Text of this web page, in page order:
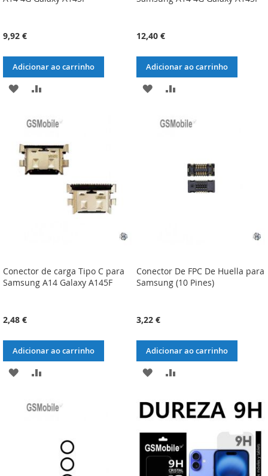
9,92 €
Adicionar ao carrinho
ADICIONAR
LISTA
DE
DESEJOS
COMPARAÇÃO
12,40 €
Adicionar ao carrinho
ADICIONAR
LISTA
DESEJOS
ADICIONAR
COMPARAÇÃO
Conector de carga Tipo C para
Samsung A14 Galaxy A145F
2,48 €
Adicionar ao carrinho
ADICIONAR
LISTACOMPARAÇÃO
Conector De FPC De Huella para
Samsung (10 Pines)
3,22 €
Adicionar ao carrinho
ADICIONAR
LISTA
DE
DESEJOS
ADICIONAR
COMPARAÇÃO